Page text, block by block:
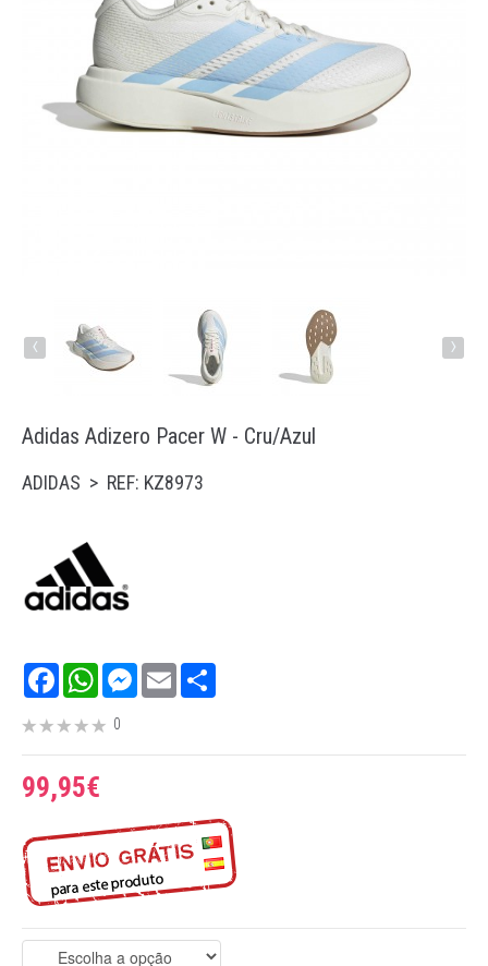
Futebol
Running
Trail
‹ ›
Adidas Adizero Pacer W - Cru/Azul
ADIDAS > REF: KZ8973
FacebookWhatsAppMessenger
Email
0
99,95€